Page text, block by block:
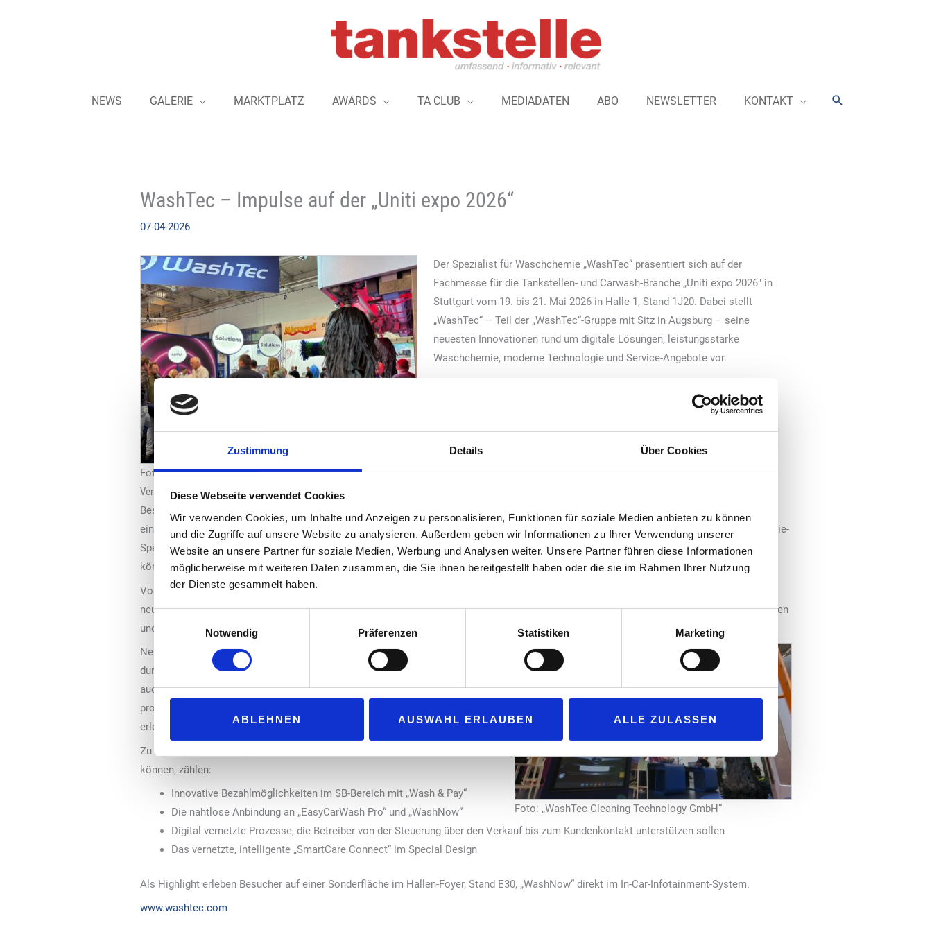
Zustimmung Details Über Cookies
Diese Webseite verwendet Cookies
Wir verwenden Cookies, um Inhalte und Anzeigen zu personalisieren, Funktionen für soziale Medien anbieten zu können
und die Zugriffe auf unsere Website zu analysieren. Außerdem geben wir Informationen zu Ihrer Verwendung unserer
Website an unsere Partner für soziale Medien, Werbung und Analysen weiter. Unsere Partner führen diese Informationen
möglicherweise mit weiteren Daten zusammen, die Sie ihnen bereitgestellt haben oder die sie im Rahmen Ihrer Nutzung
der Dienste gesammelt haben.
Einwilligungsauswahl
Notwendig
Präferenzen Statistiken Marketing
ABLEHNEN AUSWAHL ERLAUBEN ALLE ZULASSEN
NEWS GALERIE MARKTPLATZ AWARDS TA CLUB MEDIADATEN ABO NEWSLETTER KONTAKT Suchen
WashTec – Impulse auf der „Uniti expo 2026“
07-04-2026
Foto: „WashTec Cleaning Technology GmbH“
Der Spezialist für Waschchemie „WashTec“ präsentiert sich auf der
Fachmesse für die Tankstellen- und Carwash-Branche „Uniti expo 2026″ in
Stuttgart vom 19. bis 21. Mai 2026 in Halle 1, Stand 1J20. Dabei stellt
„WashTec“ – Teil der „WashTec“-Gruppe mit Sitz in Augsburg – seine
neuesten Innovationen rund um digitale Lösungen, leistungsstarke
Waschchemie, moderne Technologie und Service-Angebote vor.
Vernetzte Technologie und optimierte Waschchemie
Besucher sind auf dem „WashTec“-Messestand dazu eingeladen, in eine vollständig interaktive digitale Welt der Fahrzeugwäsche
einzutauchen. Präsentiert werden automatisierte Abläufe, intelligente Steuerungssysteme und moderne Nutzererlebnisse. Der Waschchemie-
Spezialist will demonstrieren, wie Betreiber ihre Anlagen zukunftssicher aufstellen und ihren wirtschaftlichen Erfolg nachhaltig steigern
können.
Vor dem Hintergrund intelligenter Technologien stellt „WashTec“ vernetzte Waschanlagen vor, die Effizienz, Steuerung und Service auf ein
neues Level heben sollen. Zudem werden optimierte Rezepturen der Waschchemie präsentiert, die maximale Reinigungsleistung versprechen
und gleichzeitig nachhaltig, effektiv sowie wirtschaftlich überzeugen sollen.
Foto: „WashTec Cleaning Technology GmbH“
Neben neuen Möglichkeiten zur Kundengewinnung und Umsatzsteigerung
durch digitale Plattformen und Apps wird der Messeauftritt von „WashTec“
auch von einem Service-Versprechen begleitet: schnelle Reaktionszeiten,
proaktiver Support und praxisnahe Lösungen sollen den Betreiberalltag
erleichtern.
Zu den digitalen Lösungen, die Besucher auf der Fachmesse live testen
können, zählen:
Innovative Bezahlmöglichkeiten im SB-Bereich mit „Wash & Pay“
Die nahtlose Anbindung an „EasyCarWash Pro“ und „WashNow“
Digital vernetzte Prozesse, die Betreiber von der Steuerung über den Verkauf bis zum Kundenkontakt unterstützen sollen
Das vernetzte, intelligente „SmartCare Connect“ im Special Design
Als Highlight erleben Besucher auf einer Sonderfläche im Hallen-Foyer, Stand E30, „WashNow“ direkt im In-Car-Infotainment-System.
www.washtec.com